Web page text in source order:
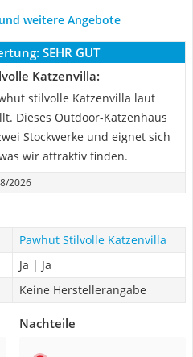
weitere Angebote
SEHR GUT
Katzenvilla:
stilvolle Katzenvilla laut
Dieses Outdoor-Katzenhaus
Stockwerke und eignet sich
wir attraktiv finden.
2026
Pawhut Stilvolle Katzenvilla
Ja | Ja
Keine Herstellerangabe
Nachteile